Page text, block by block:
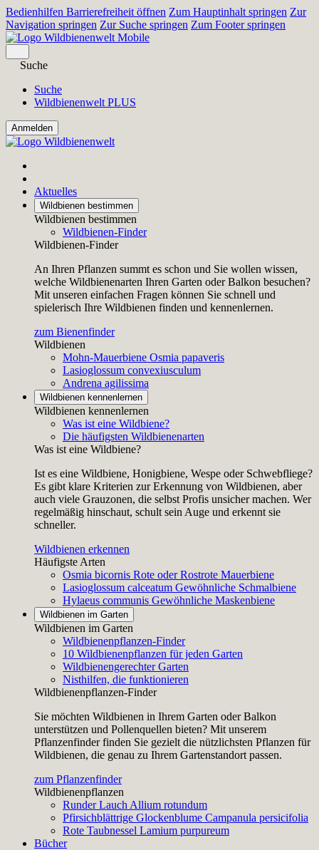
Bedienhilfen Barrierefreiheit öffnen Zum Hauptinhalt springen Zur
Navigation springen Zur Suche springen Zum Footer springen
Suche
Suche
Wildbienenwelt PLUS
Aktuelles
Wildbienen bestimmen
Wildbienen bestimmen
Wildbienen-Finder
Wildbienen-Finder
An Ihren Pflanzen summt es schon und Sie wollen wissen,
welche Wildbienenarten Ihren Garten oder Balkon besuchen?
Mit unseren einfachen Fragen können Sie schnell und
spielerisch Ihre Wildbienen finden und kennenlernen.
zum Bienenfinder
Wildbienen
Mohn-Mauerbiene Osmia papaveris
Lasioglossum convexiusculum
Andrena agilissima
Wildbienen kennenlernen
Wildbienen kennenlernen
Was ist eine Wildbiene?
Die häufigsten Wildbienenarten
Was ist eine Wildbiene?
Ist es eine Wildbiene, Honigbiene, Wespe oder Schwebfliege?
Es gibt klare Kriterien zur Erkennung von Wildbienen, aber
auch viele Grauzonen, die selbst Profis unsicher machen. Wer
regelmäßig hinschaut, schult sein Auge und erkennt sie
schneller.
Wildbienen erkennen
Häufigste Arten
Osmia bicornis Rote oder Rostrote Mauerbiene
Lasioglossum calceatum Gewöhnliche Schmalbiene
Hylaeus communis Gewöhnliche Maskenbiene
Wildbienen im Garten
Wildbienen im Garten
Wildbienenpflanzen-Finder
10 Wildbienenpflanzen für jeden Garten
Wildbienengerechter Garten
Nisthilfen, die funktionieren
Wildbienenpflanzen-Finder
Sie möchten Wildbienen in Ihrem Garten oder Balkon
unterstützen und Pollenquellen bieten? Mit unserem
Pflanzenfinder finden Sie gezielt die nützlichsten Pflanzen für
Wildbienen, die genau zu Ihrem Gartenstandort passen.
zum Pflanzenfinder
Wildbienenpflanzen
Runder Lauch Allium rotundum
Pfirsichblättrige Glockenblume Campanula persicifolia
Rote Taubnessel Lamium purpureum
Bücher